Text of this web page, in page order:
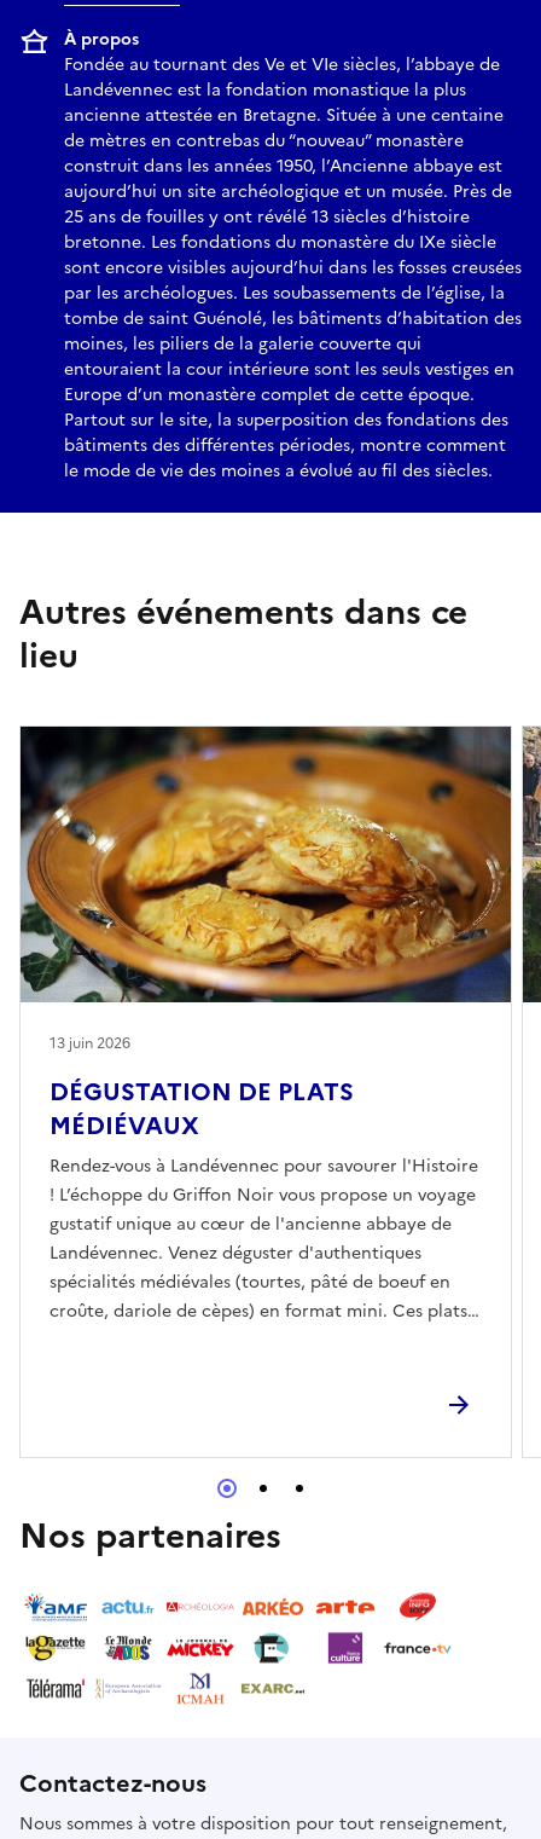
À propos
Fondée au tournant des Ve et VIe siècles, l’abbaye de
Landévennec est la fondation monastique la plus
ancienne attestée en Bretagne. Située à une centaine
de mètres en contrebas du “nouveau” monastère
construit dans les années 1950, l’Ancienne abbaye est
aujourd’hui un site archéologique et un musée. Près de
25 ans de fouilles y ont révélé 13 siècles d’histoire
bretonne. Les fondations du monastère du IXe siècle
sont encore visibles aujourd’hui dans les fosses creusées
par les archéologues. Les soubassements de l’église, la
tombe de saint Guénolé, les bâtiments d’habitation des
moines, les piliers de la galerie couverte qui
entouraient la cour intérieure sont les seuls vestiges en
Europe d’un monastère complet de cette époque.
Partout sur le site, la superposition des fondations des
bâtiments des différentes périodes, montre comment
le mode de vie des moines a évolué au fil des siècles.
Autres événements dans ce
lieu
DÉGUSTATION DE PLATS
MÉDIÉVAUX
Rendez-vous à Landévennec pour savourer l'Histoire
! L’échoppe du Griffon Noir vous propose un voyage
gustatif unique au cœur de l'ancienne abbaye de
Landévennec. Venez déguster d'authentiques
spécialités médiévales (tourtes, pâté de boeuf en
croûte, dariole de cèpes) en format mini. Ces plats
13 juin 2026
Nos partenaires
Contactez-nous
Nous sommes à votre disposition pour tout renseignement,